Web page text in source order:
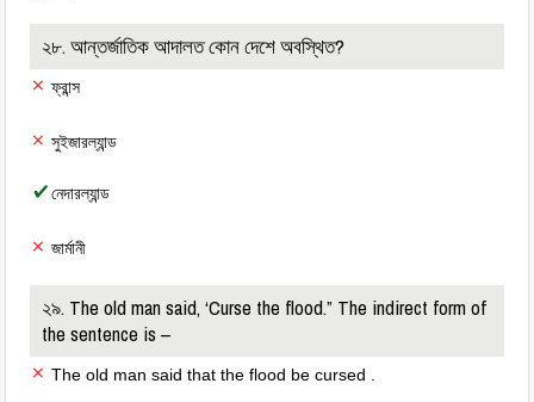
২৮. আন্তর্জাতিক আদালত কোন দেশে অবস্থিত?
ফ্রান্স
সুইজারল্যান্ড
নেদারল্যান্ড
জার্মানী
২৯. The old man said, ‘Curse the flood.” The indirect form of
the sentence is –
The old man said that the flood be cursed .